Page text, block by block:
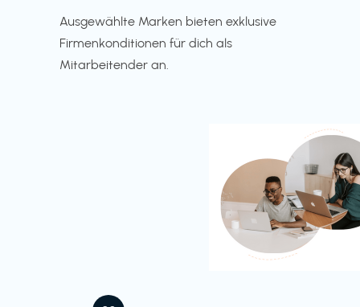
Ausgewählte Marken bieten exklusive
Firmenkonditionen für dich als
Mitarbeitender an.